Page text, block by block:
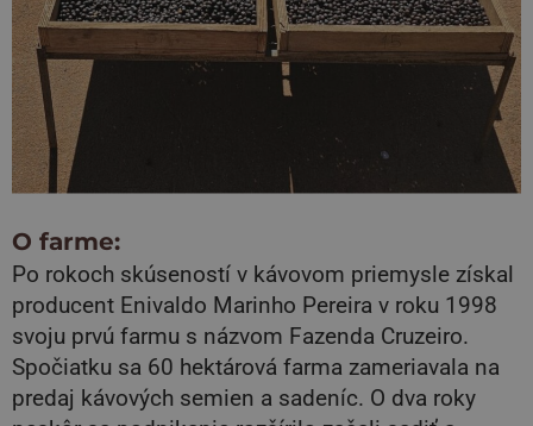
O farme:
Po rokoch skúseností v kávovom priemysle získal
producent Enivaldo Marinho Pereira v roku 1998
svoju prvú farmu s názvom Fazenda Cruzeiro.
Spočiatku sa 60 hektárová farma zameriavala na
predaj kávových semien a sadeníc. O dva roky